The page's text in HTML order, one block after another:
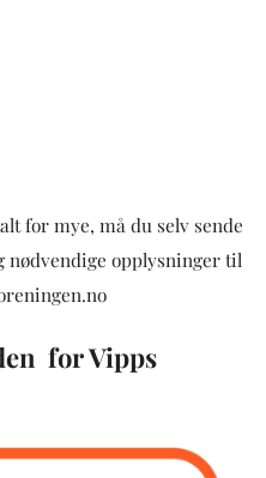
for mye, må du selv sende
nødvendige opplysninger til
for Vipps